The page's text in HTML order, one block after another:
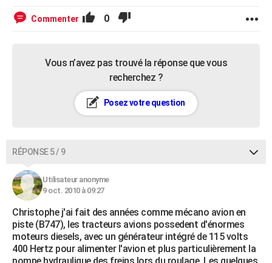
Commenter 0
Vous n’avez pas trouvé la réponse que vous
recherchez ?
Posez votre question
RÉPONSE 5 / 9
Utilisateur anonyme
9 oct. 2010 à 09:27
Christophe j'ai fait des années comme mécano avion en
piste (B747), les tracteurs avions possedent d'énormes
moteurs diesels, avec un générateur intégré de 115 volts
400 Hertz pour alimenter l'avion et plus particulièrement la